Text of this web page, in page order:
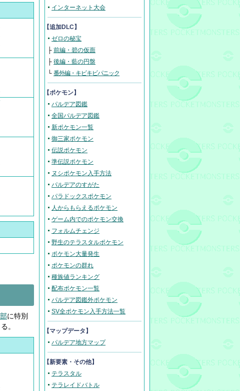
に特別
。
インターネット大会
【追加DLC】
ゼロの秘宝
├ 前編・碧の仮面
├ 後編・藍の円盤
└ 番外編・キビキビパニック
【ポケモン】
パルデア図鑑
全国パルデア図鑑
新ポケモン一覧
御三家ポケモン
伝説ポケモン
準伝説ポケモン
ヌシポケモン入手方法
パルデアのすがた
パラドックスポケモン
人からもらえるポケモン
ゲーム内でのポケモン交換
フォルムチェンジ
野生のテラスタルポケモン
ポケモン大量発生
ポケモンの群れ
種族値ランキング
配布ポケモン一覧
パルデア図鑑外ポケモン
SV全ポケモン入手方法一覧
【マップデータ】
パルデア地方マップ
【新要素・その他】
テラスタル
テラレイドバトル